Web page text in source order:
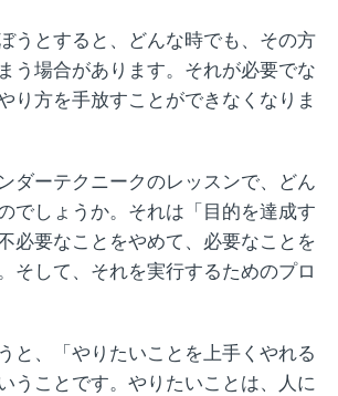
うとすると、どんな時でも、その方
う場合があります。それが必要でな
り方を手放すことができなくなりま
ダーテクニークのレッスンで、どん
でしょうか。それは「目的を達成す
必要なことをやめて、必要なことを
そして、それを実行するためのプロ
と、「やりたいことを上手くやれる
うことです。やりたいことは、人に